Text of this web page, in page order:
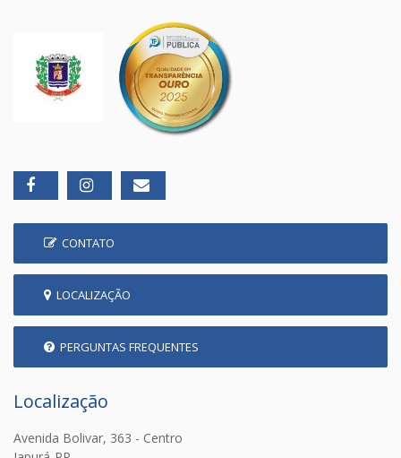
CONTATO
LOCALIZAÇÃO
PERGUNTAS FREQUENTES
Localização
Avenida Bolivar, 363 - Centro